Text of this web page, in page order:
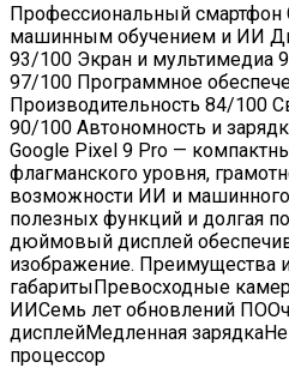
Профессиональный
машинным обучением и ИИ
93/100 Экран и мультимедиа
97/100 Программное
Производительность 84/100
90/100 Автономность и
Google Pixel 9 Pro —
флагманского уровня,
возможности ИИ и машинного
полезных функций и долгая
дюймовый дисплей
изображение. Преимущества
габаритыПревосходные
ИИСемь лет обновлений
дисплейМедленная
процессор